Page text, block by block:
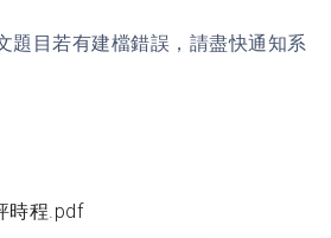
題目若有建檔錯誤，請盡快通知系
時程.pdf